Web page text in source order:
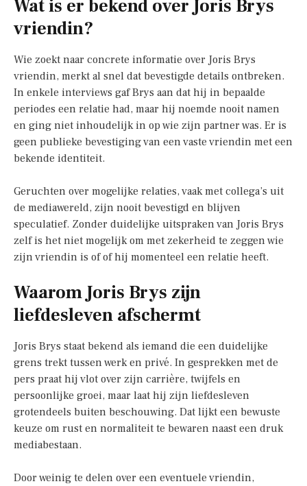
Wat is er bekend over Joris Brys
vriendin?
Wie zoekt naar concrete informatie over Joris Brys
vriendin, merkt al snel dat bevestigde details ontbreken.
In enkele interviews gaf Brys aan dat hij in bepaalde
periodes een relatie had, maar hij noemde nooit namen
en ging niet inhoudelijk in op wie zijn partner was. Er is
geen publieke bevestiging van een vaste vriendin met een
bekende identiteit.
Geruchten over mogelijke relaties, vaak met collega’s uit
de mediawereld, zijn nooit bevestigd en blijven
speculatief. Zonder duidelijke uitspraken van Joris Brys
zelf is het niet mogelijk om met zekerheid te zeggen wie
zijn vriendin is of of hij momenteel een relatie heeft.
Waarom Joris Brys zijn
liefdesleven afschermt
Joris Brys staat bekend als iemand die een duidelijke
grens trekt tussen werk en privé. In gesprekken met de
pers praat hij vlot over zijn carrière, twijfels en
persoonlijke groei, maar laat hij zijn liefdesleven
grotendeels buiten beschouwing. Dat lijkt een bewuste
keuze om rust en normaliteit te bewaren naast een druk
mediabestaan.
Door weinig te delen over een eventuele vriendin,